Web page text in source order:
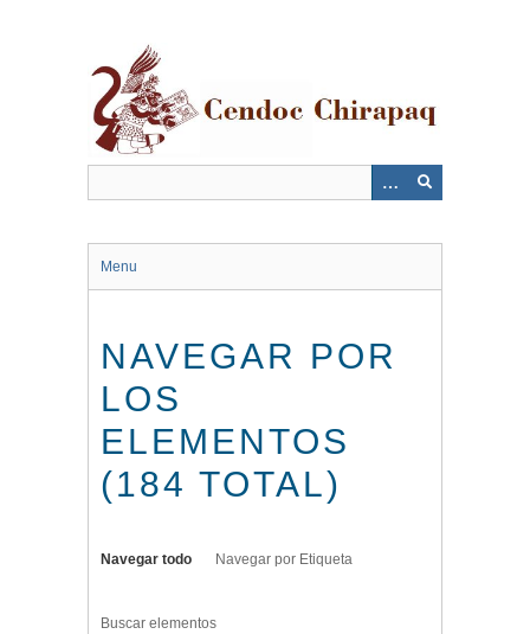
Menu
NAVEGAR POR
LOS
ELEMENTOS
(184 TOTAL)
Navegar todo Navegar por Etiqueta
Buscar elementos